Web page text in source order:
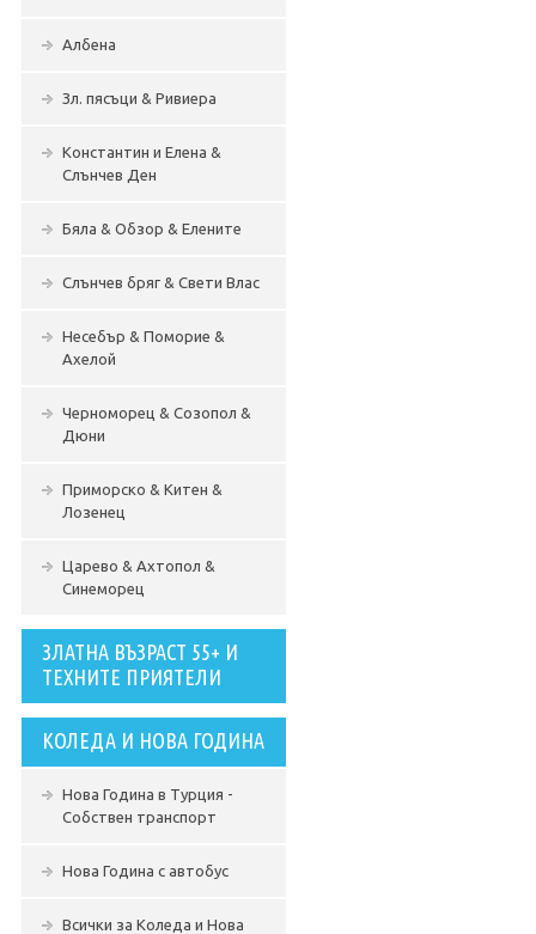
Албена
Зл. пясъци & Ривиера
Константин и Елена &
Слънчев Ден
Бяла & Обзор & Елените
Слънчев бряг & Свети Влас
Несебър & Поморие &
Ахелой
Черноморец & Созопол &
Дюни
Приморско & Китен &
Лозенец
Царево & Ахтопол &
Синеморец
ЗЛАТНА ВЪЗРАСТ 55+ И
ТЕХНИТЕ ПРИЯТЕЛИ
КОЛЕДА И НОВА ГОДИНА
Нова Година в Турция -
Собствен транспорт
Нова Година с автобус
Всички за Коледа и Нова